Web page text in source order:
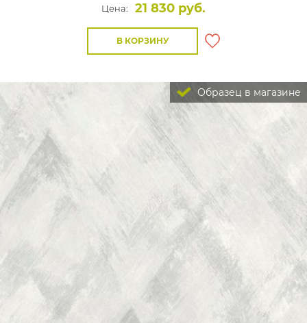
Цена:
21 830 руб.
В КОРЗИНУ
Образец в магазине